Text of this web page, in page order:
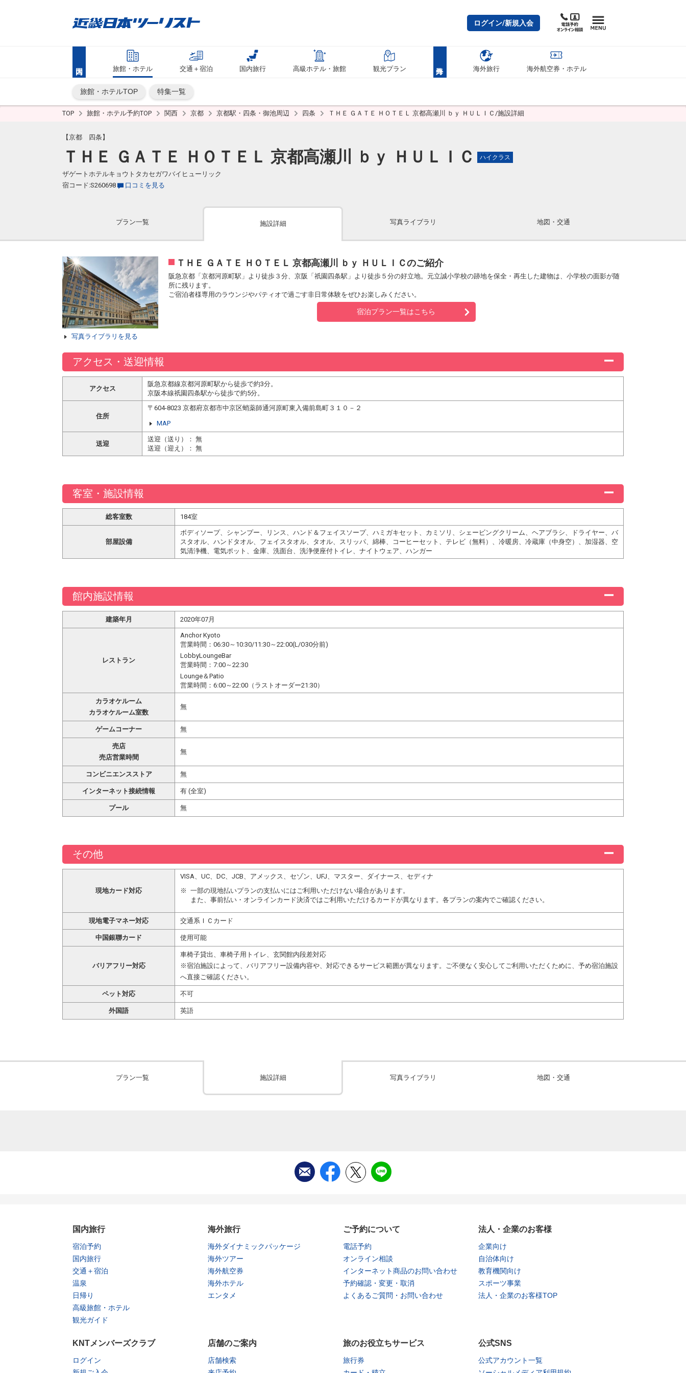
ログイン/新規入会
旅館・ホテル 交通＋宿泊 国内旅行 高級ホテル・旅館 観光プラン 海外旅行 海外航空券・ホテル
旅館・ホテルTOP 特集一覧
TOP 旅館・ホテル予約TOP 関西 京都 京都駅・四条・御池周辺 四条 ＴＨＥ ＧＡＴＥ ＨＯＴＥＬ 京都高瀬川 ｂｙ ＨＵＬＩＣ/施設詳細
【京都 四条】
ＴＨＥ ＧＡＴＥ ＨＯＴＥＬ 京都高瀬川 ｂｙ ＨＵＬＩＣ ハイクラス
ザゲートホテルキョウトタカセガワバイヒューリック
宿コード:S260698
口コミを見る
プラン一覧 施設詳細 写真ライブラリ 地図・交通
写真ライブラリを見る
ＴＨＥ ＧＡＴＥ ＨＯＴＥＬ 京都高瀬川 ｂｙ ＨＵＬＩＣのご紹介
阪急京都「京都河原町駅」より徒歩３分、京阪「祇園四条駅」より徒歩５分の好立地。元立誠小学校の跡地を保全・再生した建物は、小学校の面影が随
所に残ります。
ご宿泊者様専用のラウンジやパティオで過ごす非日常体験をぜひお楽しみください。
宿泊プラン一覧はこちら
アクセス・送迎情報
アクセス
阪急京都線京都河原町駅から徒歩で約3分。
京阪本線祇園四条駅から徒歩で約5分。
住所
〒604-8023 京都府京都市中京区蛸薬師通河原町東入備前島町３１０－２
MAP
送迎
送迎（送り）： 無
送迎（迎え）： 無
客室・施設情報
総客室数 184室
部屋設備
ボディソープ、シャンプー、リンス、ハンド＆フェイスソープ、ハミガキセット、カミソリ、シェービングクリーム、ヘアブラシ、ドライヤー、バ
スタオル、ハンドタオル、フェイスタオル、タオル、スリッパ、綿棒、コーヒーセット、テレビ（無料）、冷暖房、冷蔵庫（中身空）、加湿器、空
気清浄機、電気ポット、金庫、洗面台、洗浄便座付トイレ、ナイトウェア、ハンガー
館内施設情報
建築年月 2020年07月
レストラン
Anchor Kyoto
営業時間：06:30～10:30/11:30～22:00(L/O30分前)
LobbyLoungeBar
営業時間：7:00～22:30
Lounge＆Patio
営業時間：6:00～22:00（ラストオーダー21:30）
カラオケルーム
カラオケルーム室数
無
ゲームコーナー 無
売店
売店営業時間
無
コンビニエンスストア 無
インターネット接続情報 有 (全室)
プール 無
その他
現地カード対応
VISA、UC、DC、JCB、アメックス、セゾン、UFJ、マスター、ダイナース、セディナ
一部の現地払いプランの支払いにはご利用いただけない場合があります。
また、事前払い・オンラインカード決済ではご利用いただけるカードが異なります。各プランの案内でご確認ください。
現地電子マネー対応 交通系ＩＣカード
中国銀聯カード 使用可能
バリアフリー対応
車椅子貸出、車椅子用トイレ、玄関館内段差対応
※宿泊施設によって、バリアフリー設備内容や、対応できるサービス範囲が異なります。ご不便なく安心してご利用いただくために、予め宿泊施設
へ直接ご確認ください。
ペット対応 不可
外国語 英語
プラン一覧 施設詳細 写真ライブラリ 地図・交通
国内旅行
宿泊予約
国内旅行
交通＋宿泊
温泉
日帰り
高級旅館・ホテル
観光ガイド
海外旅行
海外ダイナミックパッケージ
海外ツアー
海外航空券
海外ホテル
エンタメ
ご予約について
電話予約
オンライン相談
インターネット商品のお問い合わせ
予約確認・変更・取消
よくあるご質問・お問い合わせ
法人・企業のお客様
企業向け
自治体向け
教育機関向け
スポーツ事業
法人・企業のお客様TOP
KNTメンバーズクラブ
ログイン
店舗のご案内
店舗検索
旅のお役立ちサービス
旅行券
公式SNS
公式アカウント一覧